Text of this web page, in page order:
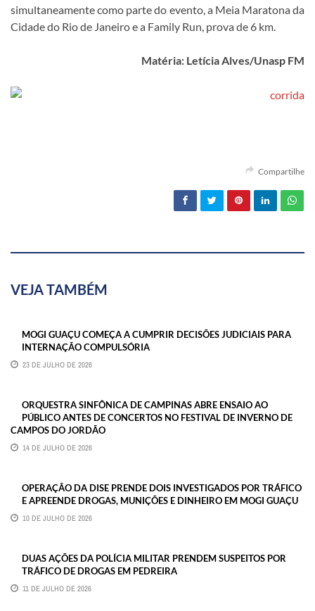
simultaneamente como parte do evento, a Meia Maratona da
Cidade do Rio de Janeiro e a Family Run, prova de 6 km.
Matéria: Letícia Alves/Unasp FM
Compartilhe
VEJA TAMBÉM
MOGI GUAÇU COMEÇA A CUMPRIR DECISÕES JUDICIAIS PARA
INTERNAÇÃO COMPULSÓRIA
23 DE JULHO DE 2026
ORQUESTRA SINFÔNICA DE CAMPINAS ABRE ENSAIO AO
PÚBLICO ANTES DE CONCERTOS NO FESTIVAL DE INVERNO DE
CAMPOS DO JORDÃO
14 DE JULHO DE 2026
OPERAÇÃO DA DISE PRENDE DOIS INVESTIGADOS POR TRÁFICO
E APREENDE DROGAS, MUNIÇÕES E DINHEIRO EM MOGI GUAÇU
10 DE JULHO DE 2026
DUAS AÇÕES DA POLÍCIA MILITAR PRENDEM SUSPEITOS POR
TRÁFICO DE DROGAS EM PEDREIRA
11 DE JULHO DE 2026